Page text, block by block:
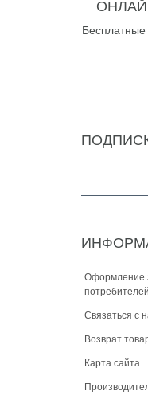
Бесплатные
Оформление
потребителей
Связаться с
Возврат
Карта сайта